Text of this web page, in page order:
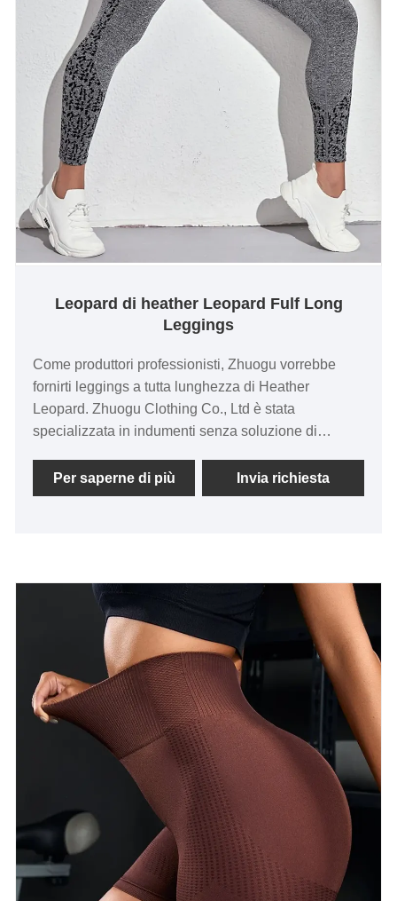
Leopard di heather Leopard Fulf Long
Leggings
Come produttori professionisti, Zhuogu vorrebbe
fornirti leggings a tutta lunghezza di Heather
Leopard. Zhuogu Clothing Co., Ltd è stata
specializzata in indumenti senza soluzione di
scopo della "qualità, alla credibilità", con metodi di
gestione scientifica, una forte forza tecnica,
di ogni estrazione della vita arrivano a visitare,
orientamenti e negoziati aziendali.
Per saperne di più Invia richiesta